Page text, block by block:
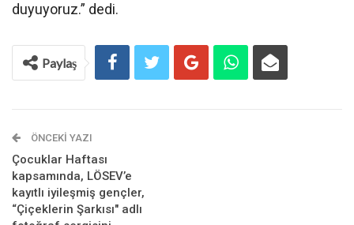
duyuyoruz.” dedi.
Paylaş
ÖNCEKI YAZI
Çocuklar Haftası
kapsamında, LÖSEV’e
kayıtlı iyileşmiş gençler,
“Çiçeklerin Şarkısı" adlı